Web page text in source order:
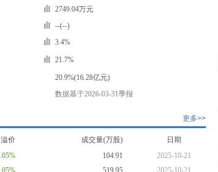
2749.04万元
--(--)
3.4%
21.7%
20.9%(16.28亿元)
数据基于2026-03-31季报
更多>>
价 成交量(万股)
日期
104.91
2025-10-21
519.95
2025-10-21